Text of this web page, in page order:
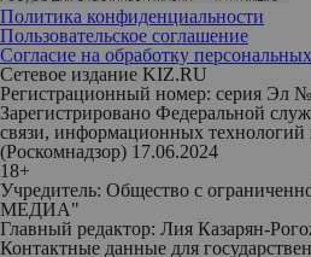
Политика конфиденциальности
Пользовательское соглашение
Согласие на обработку
Сетевое издание KIZ.RU
Регистрационный номер: серия Эл
Зарегистрировано Федеральной
связи, информационных
(Роскомнадзор) 17.06.2024
18+
Учредитель: Общество с
МЕДИА"
Главный редактор: Лия Казарян-
Контактные данные для